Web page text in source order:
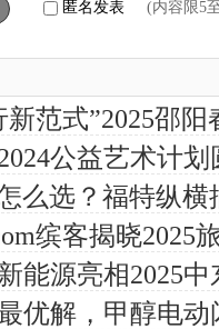
匿名发表 (内容限5
新范式”2025邵
公益艺术计划
么选？福特纵
缤客揭晓2025
度全球好客目的
能源亮相2025
方案
优解，甲醇电动